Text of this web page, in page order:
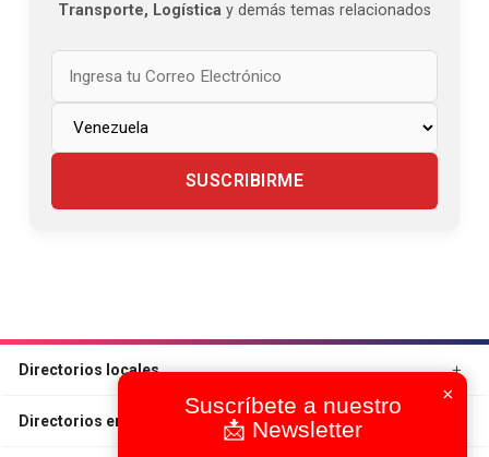
Transporte, Logística y demás temas relacionados
SUSCRIBIRME
×
Suscríbete a nuestro
📩 Newsletter
Directorios locales
Directorios en otros Países